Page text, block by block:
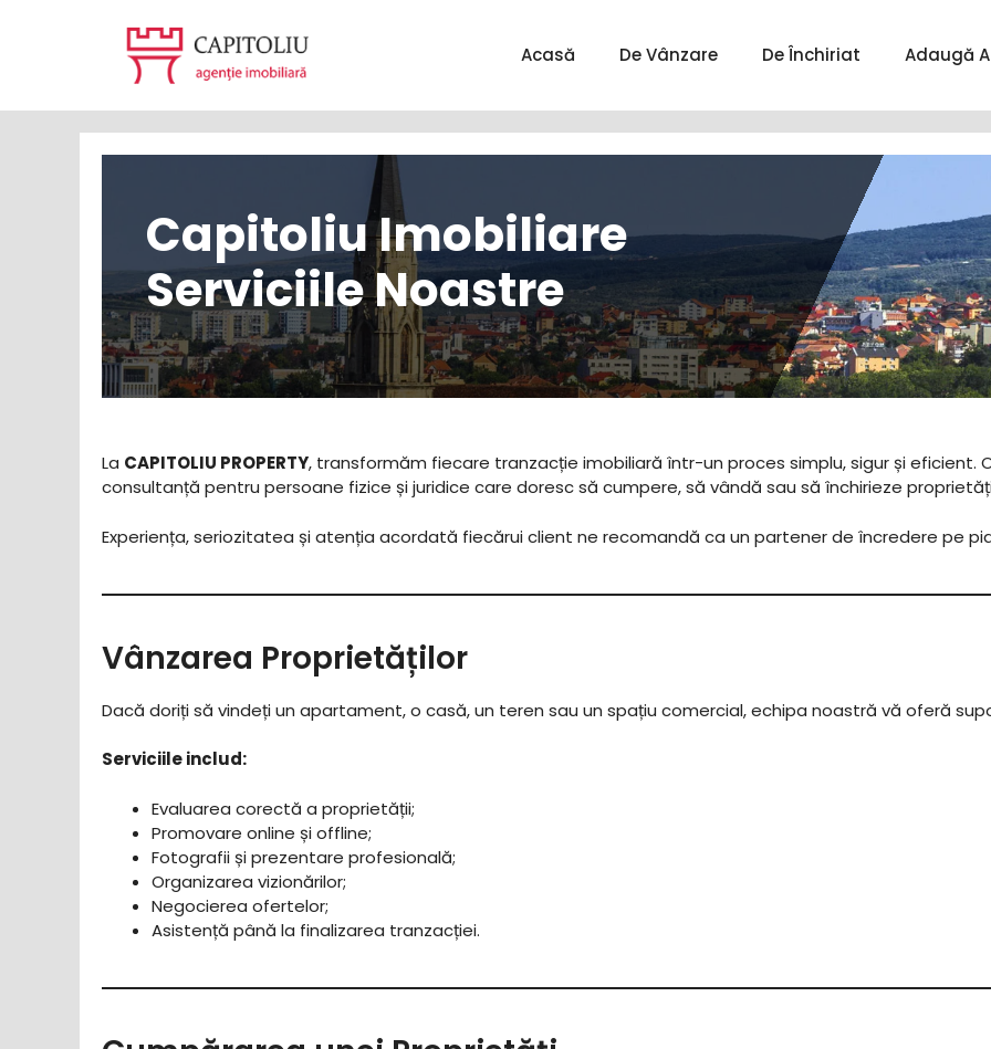
Acasă De Vânzare De Închiriat Adaugă
Capitoliu Imobiliare
Serviciile Noastre
La CAPITOLIU PROPERTY, transformăm fiecare tranzacție imobiliară într-un proces simplu, sigur și eficient.
consultanță pentru persoane fizice și juridice care doresc să cumpere, să vândă sau să închirieze
Experiența, seriozitatea și atenția acordată fiecărui client ne recomandă ca un partener de încredere pe
Vânzarea Proprietăților
Dacă doriți să vindeți un apartament, o casă, un teren sau un spațiu comercial, echipa noastră vă oferă
Serviciile includ:
Evaluarea corectă a proprietății;
Promovare online și offline;
Fotografii și prezentare profesională;
Organizarea vizionărilor;
Negocierea ofertelor;
Asistență până la finalizarea tranzacției.